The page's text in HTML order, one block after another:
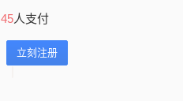
45人支付
立刻注册